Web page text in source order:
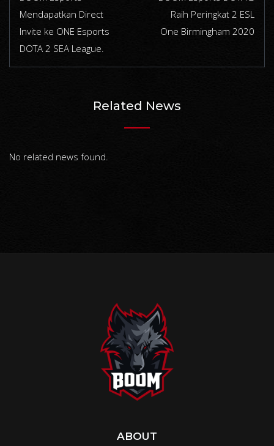
Mendapatkan Direct
Invite ke ONE Esports
DOTA 2 SEA League.
Raih Peringkat 2 ESL
One Birmingham 2020
Related News
No related news found.
ABOUT